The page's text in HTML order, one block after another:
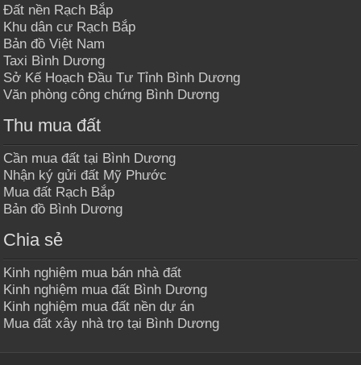
Đất nền Rạch Bắp
Khu dân cư Rạch Bắp
Bản đồ Việt Nam
Taxi Bình Dương
Sở Kế Hoạch Đầu Tư Tỉnh Bình Dương
Văn phòng công chứng Bình Dương
Thu mua đất
Cần mua đất tại Bình Dương
Nhận ký gửi đất Mỹ Phước
Mua đất Rạch Bắp
Bản đồ Bình Dương
Chia sẻ
Kinh nghiệm mua bán nhà đất
Kinh nghiệm mua đất Bình Dương
Kinh nghiệm mua đất nền dự án
Mua đất xây nhà trọ tại Bình Dương